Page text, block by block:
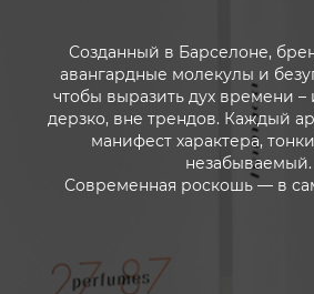
Созданный в Барселоне,
авангардные молекулы и
чтобы выразить дух времени –
дерзко, вне трендов. Каждый
манифест характера,
незабываемый.
Современная роскошь — в